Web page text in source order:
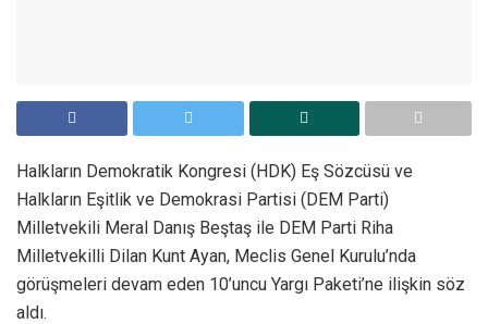
Halkların Demokratik Kongresi (HDK) Eş Sözcüsü ve
Halkların Eşitlik ve Demokrasi Partisi (DEM Parti)
Milletvekili Meral Danış Beştaş ile DEM Parti Riha
Milletvekilli Dilan Kunt Ayan, Meclis Genel Kurulu’nda
görüşmeleri devam eden 10’uncu Yargı Paketi’ne ilişkin söz
aldı.